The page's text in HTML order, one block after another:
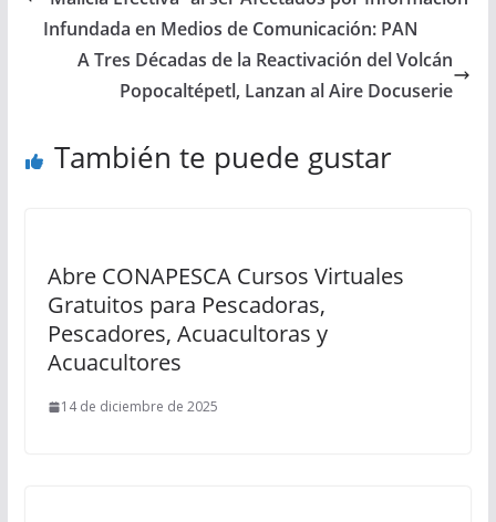
Infundada en Medios de Comunicación: PAN
A Tres Décadas de la Reactivación del Volcán
Popocaltépetl, Lanzan al Aire Docuserie
También te puede gustar
Abre CONAPESCA Cursos Virtuales
Gratuitos para Pescadoras,
Pescadores, Acuacultoras y
Acuacultores
14 de diciembre de 2025